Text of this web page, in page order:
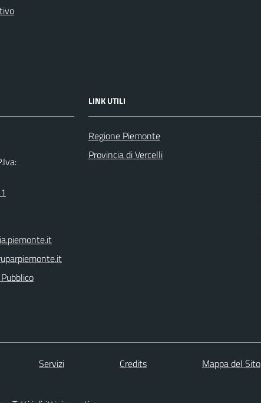
LINK UTILI
Regione Piemonte
Provincia di Vercelli
Servizi Credits Mappa del Sito